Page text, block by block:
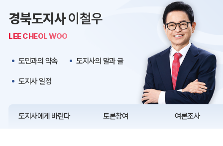
K보듬 6000
정보공개
경북도지사이철우
LEE CHEOL WOO
도민과의 약속 도지사의 말과 글
도지사 일정
도지사에게 바란다 토론참여 여론조사